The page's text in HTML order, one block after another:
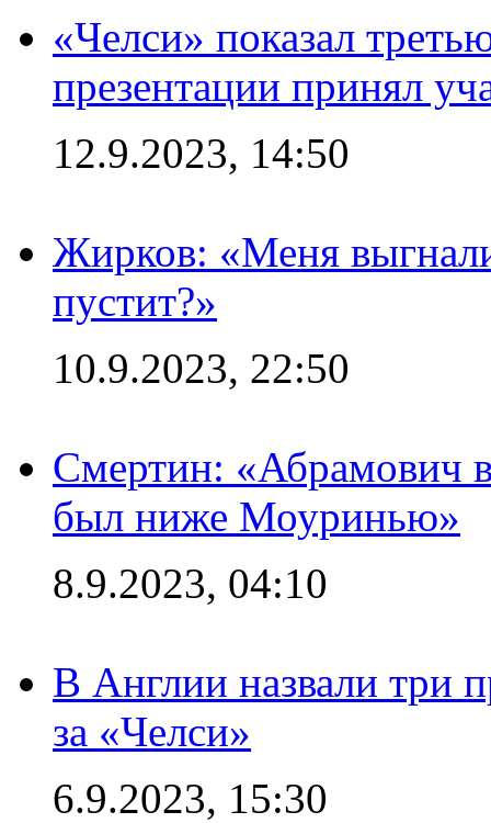
«Челси» показал
презентации принял
12.9.2023, 14:50
Жирков: «Меня
пустит?»
10.9.2023, 22:50
Смертин: «Абрамович в
был ниже Моуринью»
8.9.2023, 04:10
В Англии назвали три
за «Челси»
6.9.2023, 15:30